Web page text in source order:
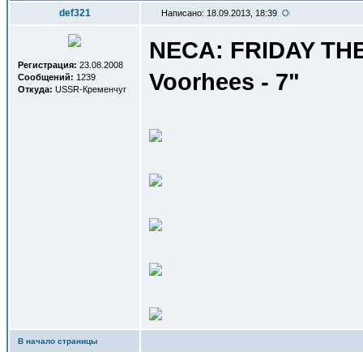
def321 Написано: 18.09.2013, 18:39
Регистрация: 23.08.2008
Сообщений: 1239
Откуда: USSR-Кременчуг
NECA: FRIDAY
Voorhees - 7"
В начало страницы